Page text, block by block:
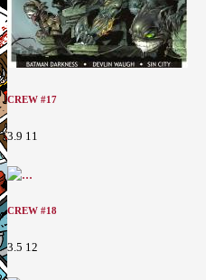
CREW #17
3.9 11
CREW #18
3.5 12